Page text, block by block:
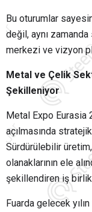
Bu oturumlar
değil, aynı
merkezi ve vizyon
Metal ve Çelik
Şekilleniyor
Metal Expo Eurasia
açılmasında
Sürdürülebilir
olanaklarının ele
şekillendiren iş
Fuarda gelecek